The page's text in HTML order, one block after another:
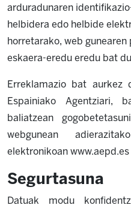
arduradunaren
helbidera edo helbide
horretarako, web
eskaera-eredu eredu bat
Erreklamazio bat aurkez
Espainiako Agentziari,
baliatzean
webgunean
elektronikoan www.aepd.es
Segurtasuna
Datuak modu